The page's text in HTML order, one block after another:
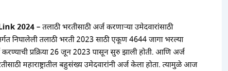
2024 –तलाठी भरतीसाठी अर्ज करणाऱ्या उमेदवारांसाठी
निघालेली तलाठी भरती 2023 साठी एकूण 4644 जागा भरल्या
प्रक्रिया 26 जून 2023 पासून सुरु झाली होती. आणि अर्ज
महाराष्ट्रातील बहुसंख्य उमेदवारांनी अर्ज केला होता. त्यामुळे आज